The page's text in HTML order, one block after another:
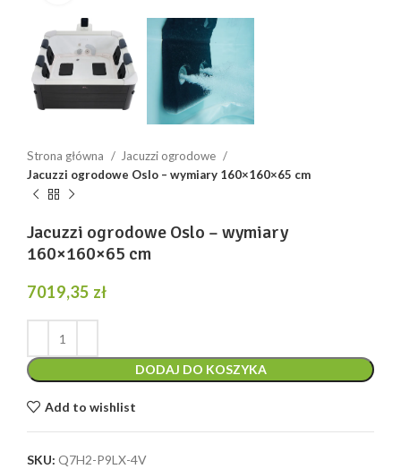
Strona główna
Jacuzzi ogrodowe
Jacuzzi ogrodowe Oslo – wymiary 160×160×65 cm
Jacuzzi ogrodowe Oslo – wymiary
160×160×65 cm
7019,35 zł
DODAJ DO KOSZYKA
Add to wishlist
SKU: Q7H2-P9LX-4V